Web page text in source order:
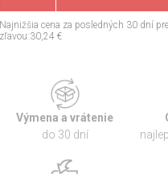
Najnižšia cena za posledných 30 dní
zľavou:30,24 €
Výmena a vrátenie
do 30 dní